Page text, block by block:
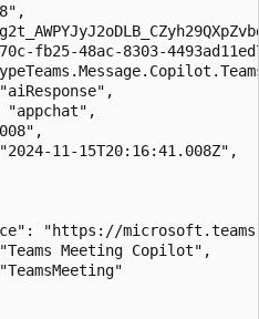
fb25-48ac-8303-
"appchat",
11-15T20:16:41.008Z",
"https://
Meeting Copilot",